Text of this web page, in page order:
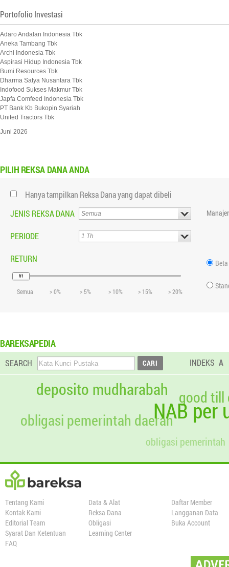
Portofolio Investasi
Adaro Andalan Indonesia Tbk
Aneka Tambang Tbk
Archi Indonesia Tbk
Aspirasi Hidup Indonesia Tbk
Bumi Resources Tbk
Dharma Satya Nusantara Tbk
Indofood Sukses Makmur Tbk
Japfa Comfeed Indonesia Tbk
PT Bank Kb Bukopin Syariah
United Tractors Tbk
Juni 2026
PILIH REKSA DANA ANDA
Hanya tampilkan Reksa Dana yang dapat dibeli
JENIS REKSA DANA
PERIODE
RETURN
Semua > 0% > 5% > 10% > 15% > 20%
Beta
BAREKSAPEDIA
SEARCH INDEKS A
NAB per
deposito mudharabah
obligasi pemerintah
obligasi pemerintah daerah
good till
Tentang Kami
Kontak Kami
Editorial Team
Syarat Dan Ketentuan
FAQ
Data & Alat
Reksa Dana
Obligasi
Learning Center
Daftar Member
Langganan Data
Buka Account